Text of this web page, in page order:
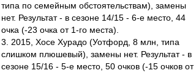
типа по семейным обстоятельствам), замены
нет. Результат - в сезоне 14/15 - 6-е место, 44
очка (-23 очка от 1-го места).
3. 2015, Хосе Хурадо (Уотфорд, 8 млн, типа
слишком плюшевый), замены нет. Результат - в
сезоне 15/16 - 5-е место, 50 очков (-15 очков от